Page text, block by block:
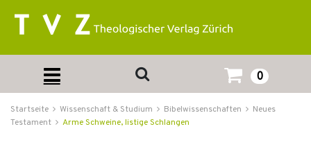
0
Startseite Wissenschaft & Studium Bibelwissenschaften
Neues
Testament
Arme Schweine, listige Schlangen